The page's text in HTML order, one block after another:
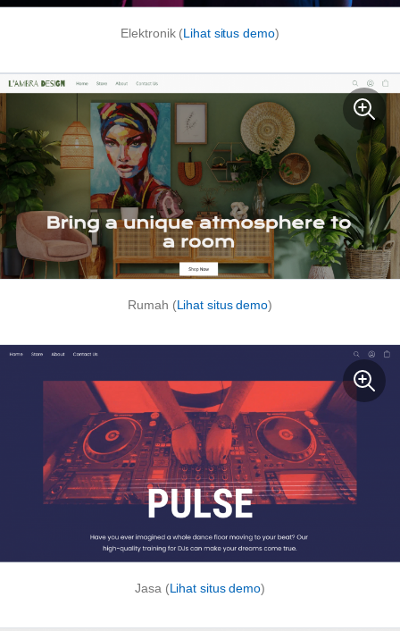
Elektronik (Lihat situs demo)
Rumah (Lihat situs demo)
Jasa (Lihat situs demo)